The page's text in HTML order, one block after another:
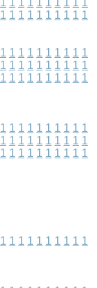
1 1 1 1 1 1 1 1 1 1
1 1 1 1 1 1 1 1 1 1
1 1 1 1 1 1 1 1 1 1
1 1 1 1 1 1 1 1 1 1
1 1 1 1 1 1 1 1 1 1
1 1 1 1 1 1 1 1 1 1
1 1 1 1 1 1 1 1 1 1
1 1 1 1 1 1 1 1 1 1
1 1 1 1 1 1 1 1 1 1